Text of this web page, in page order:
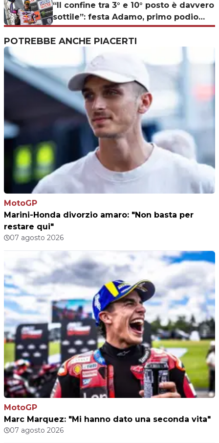
“Il confine tra 3° e 10° posto è davvero
sottile”: festa Adamo, primo podio
MXGP
POTREBBE ANCHE PIACERTI
MotoGP
Marini-Honda divorzio amaro: "Non basta per
restare qui"
07 agosto 2026
MotoGP
Marc Marquez: "Mi hanno dato una seconda vita"
07 agosto 2026